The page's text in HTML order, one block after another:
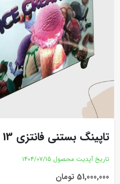
تاپینگ بستنی فانتزی 13 لگن
تاریخ آپدیت محصول 1404/07/15
51,000,000 تومان